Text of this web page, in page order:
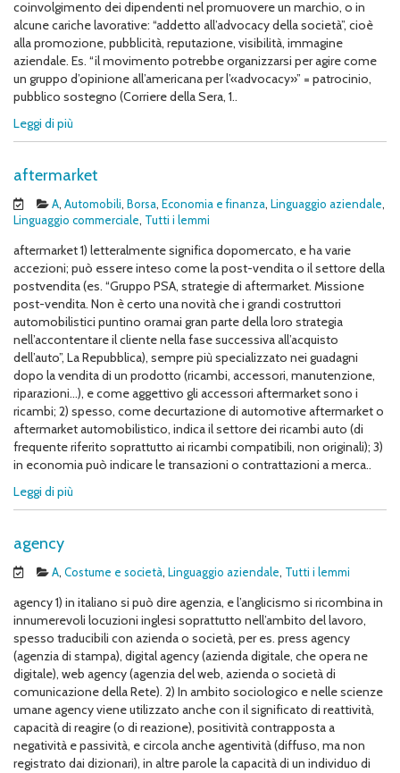
coinvolgimento dei dipendenti nel promuovere un marchio, o in
alcune cariche lavorative: “addetto all’advocacy della società”, cioè
alla promozione, pubblicità, reputazione, visibilità, immagine
aziendale. Es. “il movimento potrebbe organizzarsi per agire come
un gruppo d’opinione all’americana per l’«advocacy»” = patrocinio,
pubblico sostegno (Corriere della Sera, 1..
Leggi di più
aftermarket
A, Automobili, Borsa, Economia e finanza, Linguaggio aziendale,
Linguaggio commerciale, Tutti i lemmi
aftermarket 1) letteralmente significa dopomercato, e ha varie
accezioni; può essere inteso come la post-vendita o il settore della
postvendita (es. “Gruppo PSA, strategie di aftermarket. Missione
post-vendita. Non è certo una novità che i grandi costruttori
automobilistici puntino oramai gran parte della loro strategia
nell’accontentare il cliente nella fase successiva all’acquisto
dell’auto”, La Repubblica), sempre più specializzato nei guadagni
dopo la vendita di un prodotto (ricambi, accessori, manutenzione,
riparazioni…), e come aggettivo gli accessori aftermarket sono i
ricambi; 2) spesso, come decurtazione di automotive aftermarket o
aftermarket automobilistico, indica il settore dei ricambi auto (di
frequente riferito soprattutto ai ricambi compatibili, non originali); 3)
in economia può indicare le transazioni o contrattazioni a merca..
Leggi di più
agency
A, Costume e società, Linguaggio aziendale, Tutti i lemmi
agency 1) in italiano si può dire agenzia, e l’anglicismo si ricombina in
innumerevoli locuzioni inglesi soprattutto nell’ambito del lavoro,
spesso traducibili con azienda o società, per es. press agency
(agenzia di stampa), digital agency (azienda digitale, che opera ne
digitale), web agency (agenzia del web, azienda o società di
comunicazione della Rete). 2) In ambito sociologico e nelle scienze
umane agency viene utilizzato anche con il significato di reattività,
capacità di reagire (o di reazione), positività contrapposta a
negatività e passività, e circola anche agentività (diffuso, ma non
registrato dai dizionari), in altre parole la capacità di un individuo di